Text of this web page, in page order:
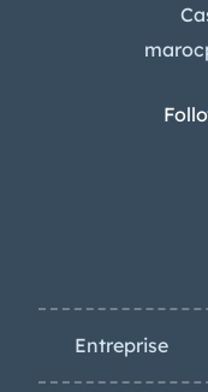
Entreprise